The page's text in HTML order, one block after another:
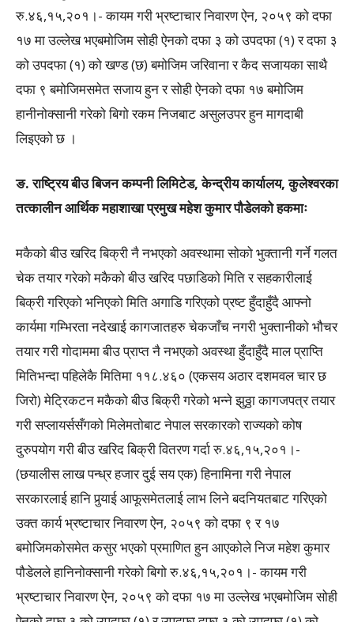
रु.४६,१५,२०१।- कायम गरी भ्रष्टाचार निवारण ऐन, २०५९ को दफा
१७ मा उल्लेख भएबमोजिम सोही ऐनको दफा ३ को उपदफा (१) र दफा ३
को उपदफा (१) को खण्ड (छ) बमोजिम जरिवाना र कैद सजायका साथै
दफा ९ बमोजिमसमेत सजाय हुन र सोही ऐनको दफा १७ बमोजिम
हानीनोक्सानी गरेको बिगो रकम निजबाट असुलउपर हुन मागदाबी
लिइएको छ ।
ङ. राष्ट्रिय बीउ बिजन कम्पनी लिमिटेड, केन्द्रीय कार्यालय, कुलेश्वरका
तत्कालीन आर्थिक महाशाखा प्रमुख महेश कुमार पौडेलको हकमाः
मकैको बीउ खरिद बिक्री नै नभएको अवस्थामा सोको भुक्तानी गर्ने गलत
चेक तयार गरेको मकैको बीउ खरिद पछाडिको मिति र सहकारीलाई
बिक्री गरिएको भनिएको मिति अगाडि गरिएको प्रष्ट हुँदाहुँदै आफ्नो
कार्यमा गम्भिरता नदेखाई कागजातहरु चेकजाँच नगरी भुक्तानीको भौचर
तयार गरी गोदाममा बीउ प्राप्त नै नभएको अवस्था हुँदाहुँदै माल प्राप्ति
मितिभन्दा पहिलेकै मितिमा ११८.४६० (एकसय अठार दशमवल चार छ
जिरो) मेट्रिकटन मकैको बीउ बिक्री गरेको भन्ने झुठ्ठा कागजपत्र तयार
गरी सप्लायर्ससँगको मिलेमतोबाट नेपाल सरकारको राज्यको कोष
दुरुपयोग गरी बीउ खरिद बिक्री वितरण गर्दा रु.४६,१५,२०१।-
(छयालीस लाख पन्ध्र हजार दुई सय एक) हिनामिना गरी नेपाल
सरकारलाई हानि पुर्‍याई आफूसमेतलाई लाभ लिने बदनियतबाट गरिएको
उक्त कार्य भ्रष्टाचार निवारण ऐन, २०५९ को दफा ९ र १७
बमोजिमकोसमेत कसुर भएको प्रमाणित हुन आएकोले निज महेश कुमार
पौडेलले हानिनोक्सानी गरेको बिगो रु.४६,१५,२०१।- कायम गरी
भ्रष्टाचार निवारण ऐन, २०५९ को दफा १७ मा उल्लेख भएबमोजिम सोही